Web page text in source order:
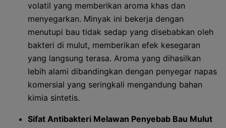
volatil yang memberikan aroma khas dan
menyegarkan. Minyak ini bekerja dengan
menutupi bau tidak sedap yang disebabkan oleh
bakteri di mulut, memberikan efek kesegaran
yang langsung terasa. Aroma yang dihasilkan
lebih alami dibandingkan dengan penyegar napas
komersial yang seringkali mengandung bahan
kimia sintetis.
Sifat Antibakteri Melawan Penyebab Bau Mulut